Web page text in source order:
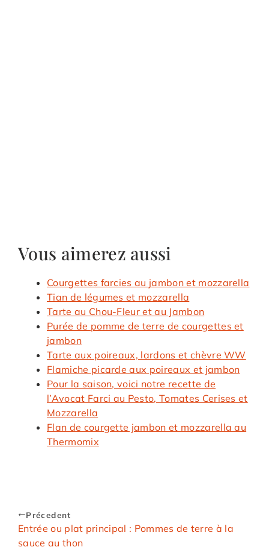
Vous aimerez aussi
Courgettes farcies au jambon et mozzarella
Tian de légumes et mozzarella
Tarte au Chou-Fleur et au Jambon
Purée de pomme de terre de courgettes et
jambon
Tarte aux poireaux, lardons et chèvre WW
Flamiche picarde aux poireaux et jambon
Pour la saison, voici notre recette de
l’Avocat Farci au Pesto, Tomates Cerises et
Mozzarella
Flan de courgette jambon et mozzarella au
Thermomix
Précedent
Entrée ou plat principal : Pommes de terre à la
sauce au thon